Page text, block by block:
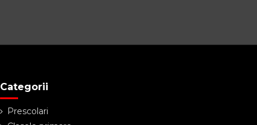
Categorii
Prescolari